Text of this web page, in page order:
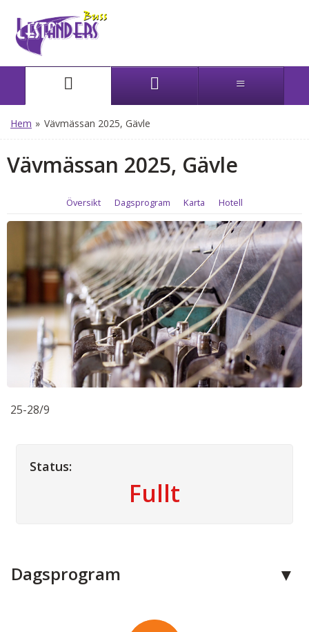
Hem » Vävmässan 2025, Gävle
Vävmässan 2025, Gävle
Översikt Dagsprogram Karta Hotell
25-28/9
Status:
Fullt
Dagsprogram